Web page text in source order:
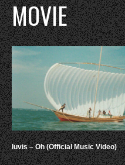
MOVIE
luvis – Oh (Official Music Video)